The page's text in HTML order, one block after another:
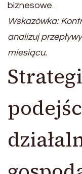
biznesowe.
Wskazówka:
analizuj
miesiącu.